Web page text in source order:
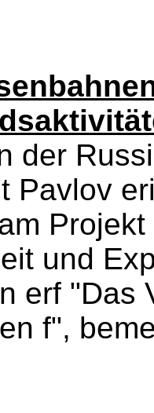
der
Pavlov
und
erf "Das
f",